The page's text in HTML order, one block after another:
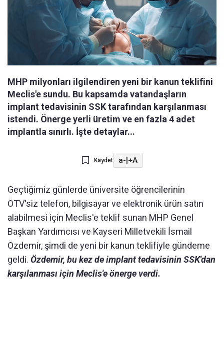
MHP milyonları ilgilendiren yeni bir kanun teklifini
Meclis'e sundu. Bu kapsamda vatandaşların
implant tedavisinin SSK tarafından karşılanması
istendi. Önerge yerli üretim ve en fazla 4 adet
implantla sınırlı. İşte detaylar...
Kaydet a-|+A
Geçtiğimiz günlerde üniversite öğrencilerinin
ÖTV'siz telefon, bilgisayar ve elektronik ürün satın
alabilmesi için Meclis'e teklif sunan MHP Genel
Başkan Yardımcısı ve Kayseri Milletvekili İsmail
Özdemir, şimdi de yeni bir kanun teklifiyle gündeme
geldi. Özdemir, bu kez de implant tedavisinin SSK'dan
karşılanması için Meclis'e önerge verdi.